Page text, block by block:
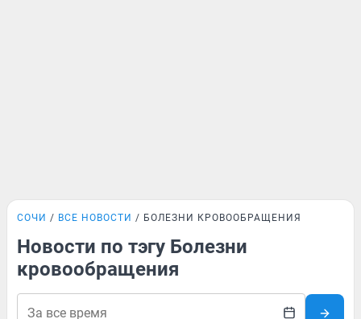
СОЧИ ВСЕ НОВОСТИ БОЛЕЗНИ КРОВООБРАЩЕНИЯ
Новости по тэгу Болезни
кровообращения